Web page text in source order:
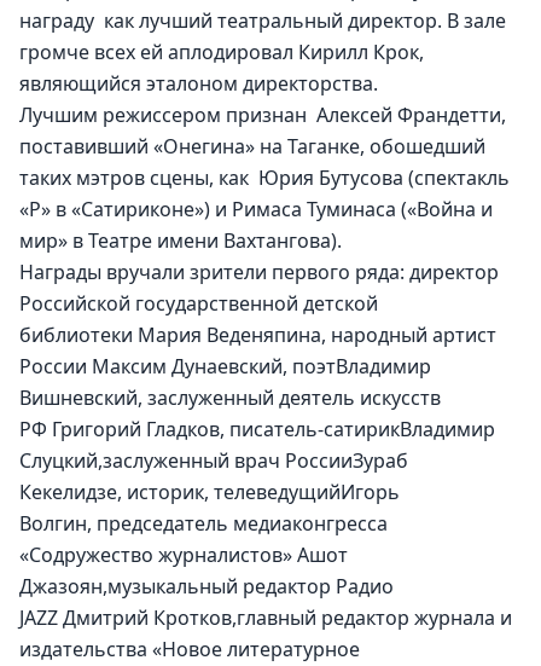
награду  как лучший театральный директор. В зале
громче всех ей аплодировал Кирилл Крок,
являющийся эталоном директорства.
Лучшим режиссером признан  Алексей Франдетти,
поставивший «Онегина» на Таганке, обошедший
таких мэтров сцены, как  Юрия Бутусова (спектакль
«Р» в «Сатириконе») и Римаса Туминаса («Война и
мир» в Театре имени Вахтангова).
Награды вручали зрители первого ряда: директор
Российской государственной детской
библиотеки Мария Веденяпина, народный артист
России Максим Дунаевский, поэтВладимир
Вишневский, заслуженный деятель искусств
РФ Григорий Гладков, писатель-сатирикВладимир
Слуцкий,заслуженный врач РоссииЗураб
Кекелидзе, историк, телеведущийИгорь
Волгин, председатель медиаконгресса
«Содружество журналистов» Ашот
Джазоян,музыкальный редактор Радио
JAZZ Дмитрий Кротков,главный редактор журнала и
издательства «Новое литературное